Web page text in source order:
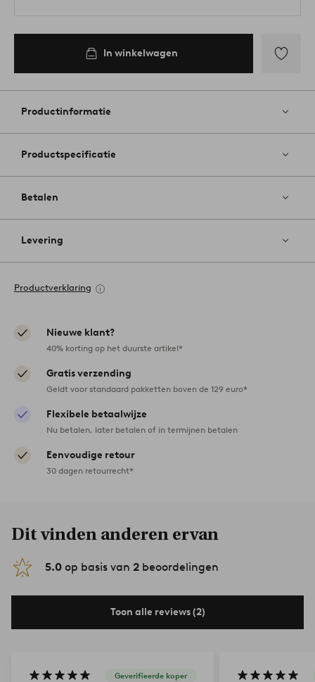
In winkelwagen
aan
Productinformatie
Productspecificatie
Betalen
Levering
Productverklaring
Nieuwe klant?
40% korting op het duurste artikel*
Gratis verzending
Geldt voor standaard pakketten boven de 129 euro*
Flexibele betaalwijze
Nu betalen, later betalen of in termijnen betalen
Eenvoudige retour
30 dagen retourrecht*
Dit vinden anderen ervan
5.0 op basis van 2 beoordelingen
Toon alle reviews (2)
Geverifieerde koper